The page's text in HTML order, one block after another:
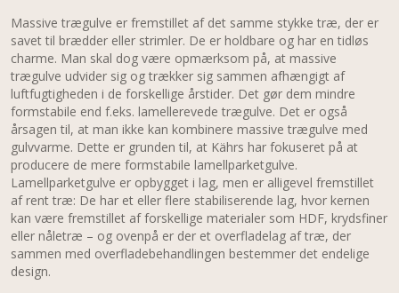
Massive trægulve er fremstillet af det samme stykke træ, der er
savet til brædder eller strimler. De er holdbare og har en tidløs
charme. Man skal dog være opmærksom på, at massive
trægulve udvider sig og trækker sig sammen afhængigt af
luftfugtigheden i de forskellige årstider. Det gør dem mindre
formstabile end f.eks. lamellerevede trægulve. Det er også
årsagen til, at man ikke kan kombinere massive trægulve med
gulvvarme. Dette er grunden til, at Kährs har fokuseret på at
producere de mere formstabile lamellparketgulve.
Lamellparketgulve er opbygget i lag, men er alligevel fremstillet
af rent træ: De har et eller flere stabiliserende lag, hvor kernen
kan være fremstillet af forskellige materialer som HDF, krydsfiner
eller nåletræ – og ovenpå er der et overfladelag af træ, der
sammen med overfladebehandlingen bestemmer det endelige
design.